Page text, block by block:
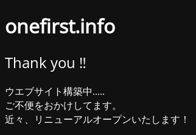
onefirst.info
Thank you ‼︎
ウエブサイト構築中.....
ご不便をおかけしてます。
近々、リニューアルオープンいたします！